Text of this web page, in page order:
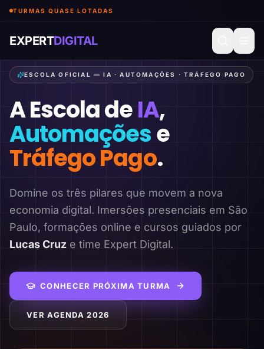
TURMAS QUASE LOTADAS
EXPERTDIGITAL
ESCOLA OFICIAL — IA · AUTOMAÇÕES · TRÁFEGO PAGO
A Escola deIA,
Automaçõese
Tráfego Pago.
Domine os três pilares que movem a nova
economia digital. Imersões presenciais em São
Paulo, formações online e cursos guiados por
Lucas Cruz e time Expert Digital.
CONHECER PRÓXIMA TURMA
VER AGENDA 2026